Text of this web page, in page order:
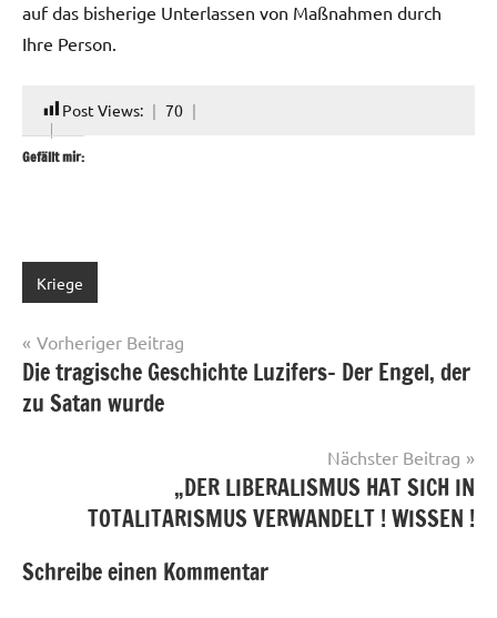
auf das bisherige Unterlassen von Maßnahmen durch
Ihre Person.
Post Views: 70
Gefällt mir:
Kriege
Beitragsnavigation
Vorheriger Beitrag
Die tragische Geschichte Luzifers- Der Engel, der
zu Satan wurde
Nächster Beitrag
„DER LIBERALISMUS HAT SICH IN
TOTALITARISMUS VERWANDELT ! WISSEN !
Schreibe einen Kommentar